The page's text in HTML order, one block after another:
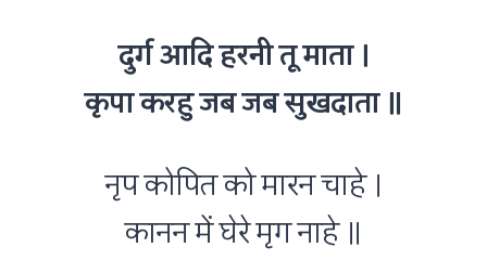
दुर्ग आदि हरनी तू माता ।
कृपा करहु जब जब सुखदाता ॥
नृप कोपित को मारन चाहे ।
कानन में घेरे मृग नाहे ॥